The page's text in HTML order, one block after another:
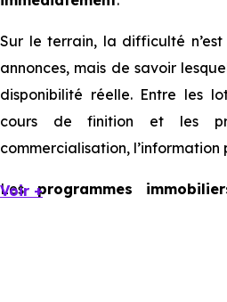
Sur le terrain, la difficulté
annonces, mais de savoir
disponibilité réelle. Entre les
cours de finition et les
commercialisation,
Lesprogrammes
Voir +